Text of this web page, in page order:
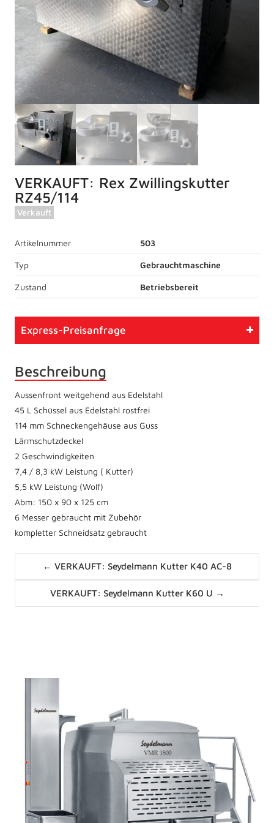
VERKAUFT: Rex Zwillingskutter
RZ45/114
Verkauft
Artikelnummer
Typ
Zustand
503
Gebrauchtmaschine
Betriebsbereit
Express-Preisanfrage
Beschreibung
Aussenfront weitgehend aus Edelstahl
45 L Schüssel aus Edelstahl rostfrei
114 mm Schneckengehäuse aus Guss
Lärmschutzdeckel
2 Geschwindigkeiten
7,4 / 8,3 kW Leistung ( Kutter)
5,5 kW Leistung (Wolf)
Abm: 150 x 90 x 125 cm
6 Messer gebraucht mit Zubehör
kompletter Schneidsatz gebraucht
navigation
← VERKAUFT: Seydelmann Kutter K40 AC-8
Posts
navigation
VERKAUFT: Seydelmann Kutter K60 U →